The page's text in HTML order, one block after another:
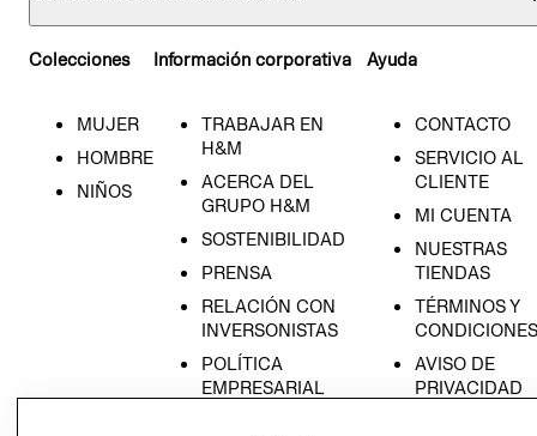
Colecciones
MUJER
HOMBRE
NIÑOS
Información corporativa
TRABAJAR EN
H&M
ACERCA DEL
GRUPO H&M
SOSTENIBILIDAD
PRENSA
RELACIÓN CON
INVERSONISTAS
POLÍTICA
EMPRESARIAL
Ayuda
CONTACTO
SERVICIO AL
CLIENTE
MI CUENTA
NUESTRAS
TIENDAS
TÉRMINOS Y
CONDICIONES
AVISO DE
PRIVACIDAD